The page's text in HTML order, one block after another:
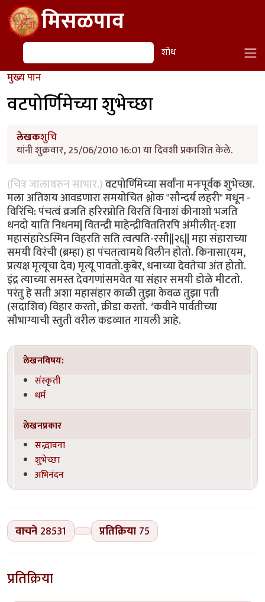
Skip to main contentमिसळपाव
शोध शोध
मुख्य पान
वटपोर्णिमेच्या शुभेच्छा
लेखकशुचि
यांनी शुक्रवार, 25/06/2010 16:01 या दिवशी प्रकाशित केले.
(चित्र जालावरुन साभार.)वटपोर्णिमेच्या सर्वांना मनःपूर्वक शुभेच्छा.
मला अतिशय आवडणारा समयोचित श्लोक "सौन्दर्य लहरी" मधून -
विरिंचि: पंचत्वं व्रजति हरिरप्नोति विरतिं विनाशं कीनाशो भजति
धनदो याति निधनम| वितन्द्री माहेन्द्रीविततिरपि अंमीलीत्-दृशा
महासंहारेSस्मिन विहरति सति त्वत्पति-रसौ||२६|| महा संहाराच्या
समयी विरंची (ब्रम्हा) हा पंचतत्वामधे विलीन होतो. किनासा(यम,
प्रत्यक्ष मृत्यूचा देव) मृत्यू पावतो.कुबेर, धनाच्या देवतेचा अंत होतो.
इंद्र त्याच्या समस्त देवगणांसमवेत या संहार समयी डोळे मीटतो.
परंतु हे सती अशा महासंहार काळी तुझा केवळ तुझा पती
(सदाशिव) विहार करतो, क्रीडा करतो. *कवीने पार्वतीच्या
सौभाग्याची स्तुती वरील कडव्यात गायली आहे.
लेखनविषय:
संस्कृती
धर्म
लेखनप्रकार
सद्भावना
शुभेच्छा
अभिनंदन
वाचने 28531 प्रतिक्रिया 75
प्रतिक्रिया